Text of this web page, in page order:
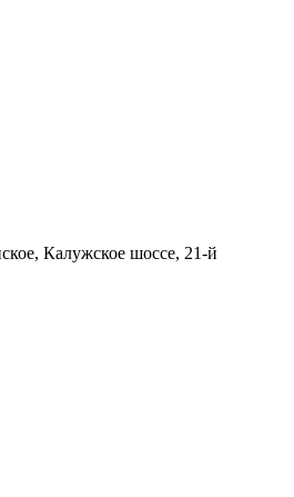
Калужское шоссе, 21-й